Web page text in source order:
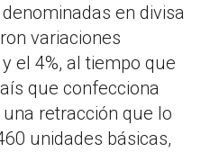
en divisa
variaciones
el 4%, al tiempo que
que confecciona
retracción que lo
unidades básicas,